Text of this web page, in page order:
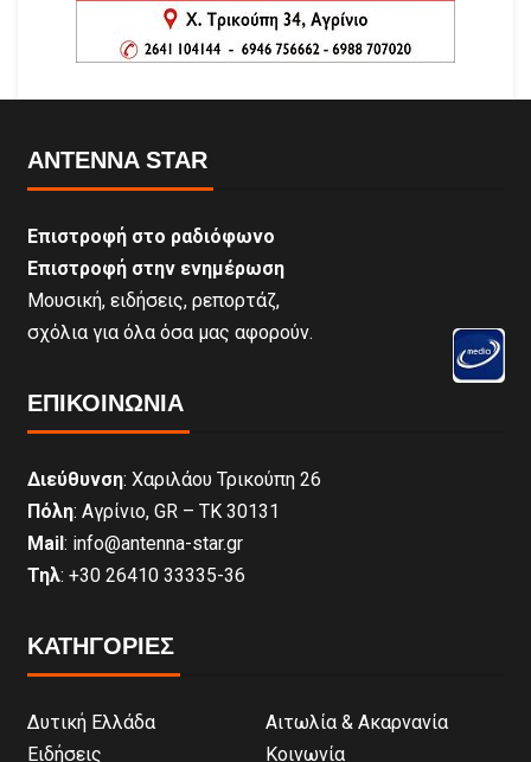
ANTENNA STAR
Επιστροφή στο ραδιόφωνο
Επιστροφή στην ενημέρωση
Μουσική, ειδήσεις, ρεπορτάζ,
σχόλια για όλα όσα μας αφορούν.
ΕΠΙΚΟΙΝΩΝΊΑ
Διεύθυνση: Χαριλάου Τρικούπη 26
Πόλη: Αγρίνιο, GR – ΤΚ 30131
Mail: info@antenna-star.gr
Τηλ: +30 26410 33335-36
ΚΑΤΗΓΟΡΙΕΣ
Δυτική Ελλάδα
Αιτωλία & Ακαρνανία
Ειδήσεις
Κοινωνία